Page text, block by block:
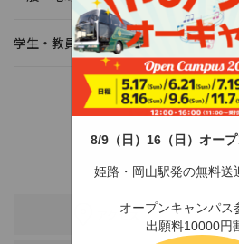
8/9（日）16（日）オー
姫路・岡山駅発の無料送
オープンキャンパス
出願料10000円
学生・教員の活動
〒678-0255 兵庫県赤穂
TEL：0791-46-2525（代）
アクセス